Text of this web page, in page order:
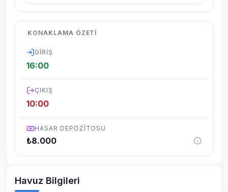
dönemsel olarak altyapı çalışmaları
yapılabilmektedir. Bu çalışma nedeniyle yol
KONAKLAMA ÖZETI
GIRIŞ
16:00
ÇIKIŞ
10:00
HASAR DEPOZITOSU
₺8.000
Havuz Bilgileri